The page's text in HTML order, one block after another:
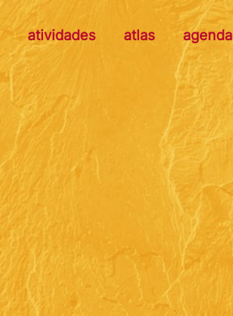
atividades atlas agenda